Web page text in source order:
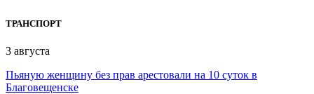
ТРАНСПОРТ
3 августа
Пьяную женщину без прав арестовали на 10 суток в
Благовещенске